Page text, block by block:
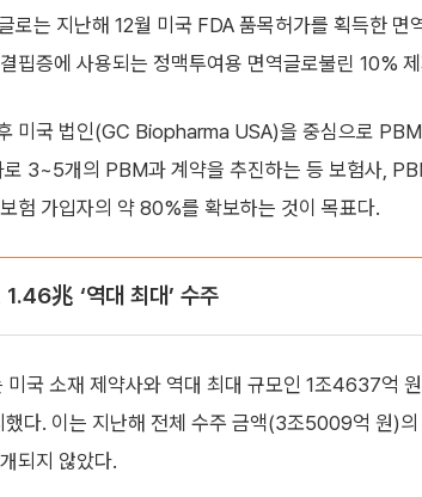
로는 지난해 12월 미국 FDA 품목허가를 획득한
핍증에 사용되는 정맥투여용 면역글로불린 10%
미국 법인(GC Biopharma USA)을 중심으로
3~5개의 PBM과 계약을 추진하는 등 보험사,
험 가입자의 약 80%를 확보하는 것이 목표다.
兆 ‘역대 최대’ 수주
미국 소재 제약사와 역대 최대 규모인 1조4637억
했다. 이는 지난해 전체 수주 금액(3조5009억 원)
되지 않았다.